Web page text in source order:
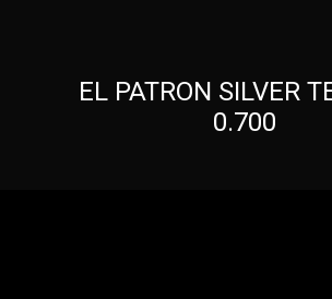
EL PATRON SILVER
0.700